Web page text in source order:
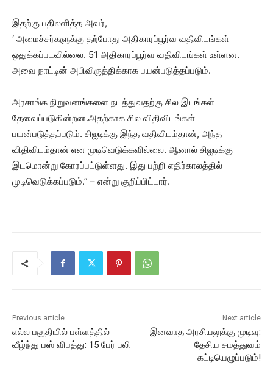
இதற்கு பதிலளித்த அவர்,
‘ அமைச்சர்களுக்கு தற்போது அதிகாரப்பூர்வ வதிவிடங்கள்
ஒதுக்கப்படவில்லை. 51 அதிகாரப்பூர்வ வதிவிடங்கள் உள்ளன.
அவை நாட்டின் அபிவிருத்திக்காக பயன்படுத்தப்படும்.
அரசாங்க நிறுவனங்களை நடத்துவதற்கு சில இடங்கள்
தேவைப்படுகின்றன.அதற்காக சில விதிவிடங்கள்
பயன்படுத்தப்படும். சிஐடிக்கு இந்த வதிவிடம்தான், அந்த
விதிவிடம்தான் என முடிவெடுக்கவில்லை. ஆனால் சிஐடிக்கு
இடமொன்று கோரப்பட்டுள்ளது. இது பற்றி எதிர்காலத்தில்
முடிவெடுக்கப்படும்.” – என்று குறிப்பிட்டார்.
Previous article
எல்ல பகுதியில் பள்ளத்தில்
வீழ்ந்து பஸ் விபத்து: 15 பேர் பலி
Next article
இனவாத அரசியலுக்கு முடிவு:
தேசிய சமத்துவம்
கட்டியெழுப்படும்!